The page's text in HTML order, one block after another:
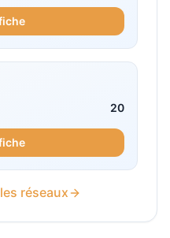
20
réseaux